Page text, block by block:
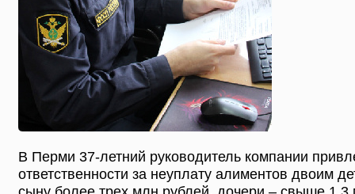
В Перми 37-летний руководитель компании
ответственности за неуплату алиментов двоим